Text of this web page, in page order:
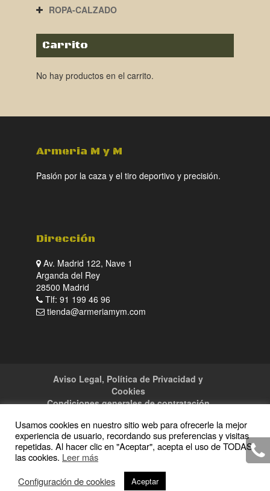
ROPA-CALZADO
Carrito
No hay productos en el carrito.
Armeria M y M
Pasión por la caza y el tiro deportivo y precisión.
Dirección
Av. Madrid 122, Nave 1
Arganda del Rey
28500 Madrid
Tlf: 91 199 46 96
tienda@armeriamym.com
Aviso Legal, Política de Privacidad y
Cookies
Condiciones generales de contratación
Copyright · 2016 Armeria M y M · Todos los
derechos reservados
Usamos cookies en nuestro sitio web para ofrecerle la mejor
experiencia de usuario, recordando sus preferencias y visitas
repetidas. Al hacer clic en "Aceptar", acepta el uso de TODAS
las cookies. Leer más
Configuración de cookies
Aceptar